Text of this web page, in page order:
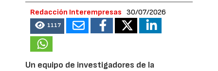
Redacción Interempresas 30/07/2026
1117
Un equipo de investigadores de la